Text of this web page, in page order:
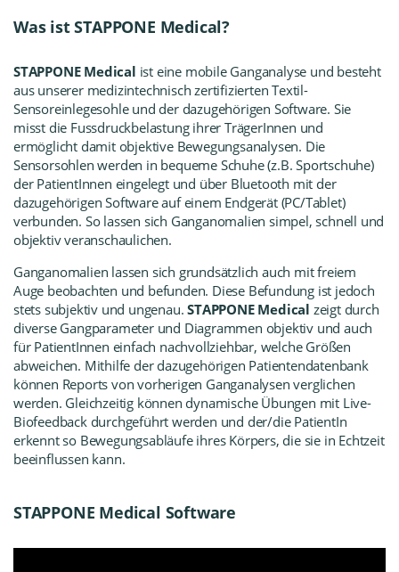
Was ist STAPPONE Medical?
STAPPONE Medical ist eine mobile Ganganalyse und besteht
aus unserer medizintechnisch zertifizierten Textil-
Sensoreinlegesohle und der dazugehörigen Software. Sie
misst die Fussdruckbelastung ihrer TrägerInnen und
ermöglicht damit objektive Bewegungsanalysen. Die
Sensorsohlen werden in bequeme Schuhe (z.B. Sportschuhe)
der PatientInnen eingelegt und über Bluetooth mit der
dazugehörigen Software auf einem Endgerät (PC/Tablet)
verbunden. So lassen sich Ganganomalien simpel, schnell und
objektiv veranschaulichen.
Ganganomalien lassen sich grundsätzlich auch mit freiem
Auge beobachten und befunden. Diese Befundung ist jedoch
stets subjektiv und ungenau.STAPPONE Medical zeigt durch
diverse Gangparameter und Diagrammen objektiv und auch
für PatientInnen einfach nachvollziehbar, welche Größen
abweichen. Mithilfe der dazugehörigen Patientendatenbank
können Reports von vorherigen Ganganalysen verglichen
werden. Gleichzeitig können dynamische Übungen mit Live-
Biofeedback durchgeführt werden und der/die PatientIn
erkennt so Bewegungsabläufe ihres Körpers, die sie in Echtzeit
beeinflussen kann.
STAPPONE Medical Software